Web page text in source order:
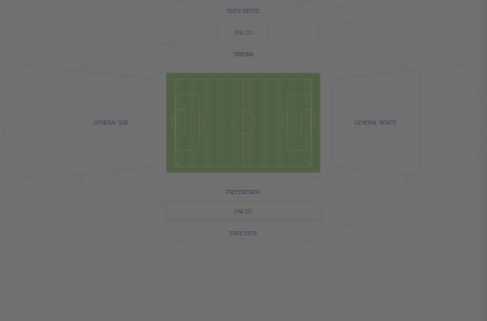
GENERAL NORTE
GENERAL SUR
TRIBUNA
PREFERENCIA
PALCO
PALCO
SUITE OESTE
SUITE ESTE